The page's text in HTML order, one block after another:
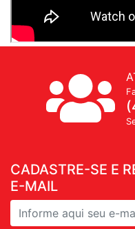
CADASTRE-SE E
E-MAIL